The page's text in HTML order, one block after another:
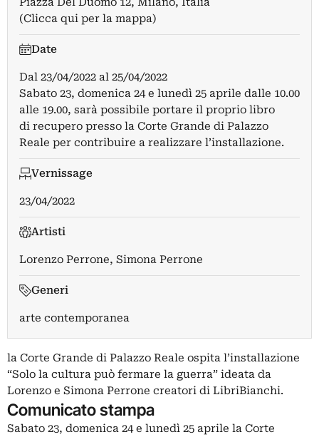
(Clicca qui per la mappa)
Date
Dal 23/04/2022 al 25/04/2022
Sabato 23, domenica 24 e lunedì 25 aprile dalle 10.00
alle 19.00, sarà possibile portare il proprio libro
di recupero presso la Corte Grande di Palazzo
Reale per contribuire a realizzare l’installazione.
Vernissage
23/04/2022
Artisti
Lorenzo Perrone, Simona Perrone
Generi
arte contemporanea
la Corte Grande di Palazzo Reale ospita l’installazione
“Solo la cultura può fermare la guerra” ideata da
Lorenzo e Simona Perrone creatori di LibriBianchi.
Comunicato stampa
Sabato 23, domenica 24 e lunedì 25 aprile la Corte